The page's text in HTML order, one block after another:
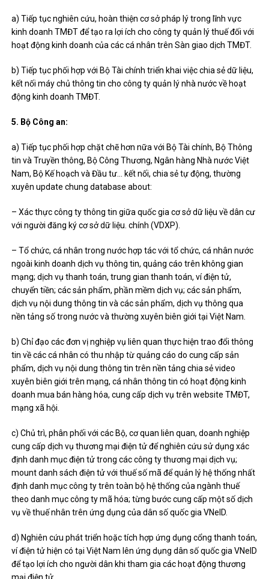
a) Tiếp tục nghiên cứu, hoàn thiện cơ sở pháp lý trong lĩnh vực
kinh doanh TMĐT để tạo ra lợi ích cho công ty quản lý thuế đối với
hoạt động kinh doanh của các cá nhân trên Sàn giao dịch TMĐT.
b) Tiếp tục phối hợp với Bộ Tài chính triển khai việc chia sẻ dữ liệu,
kết nối máy chủ thông tin cho công ty quản lý nhà nước về hoạt
động kinh doanh TMĐT.
5. Bộ Công an:
a) Tiếp tục phối hợp chặt chẽ hơn nữa với Bộ Tài chính, Bộ Thông
tin và Truyền thông, Bộ Công Thương, Ngân hàng Nhà nước Việt
Nam, Bộ Kế hoạch và Đầu tư… kết nối, chia sẻ tự động, thường
xuyên update chung database about:
– Xác thực công ty thông tin giữa quốc gia cơ sở dữ liệu về dân cư
với người đăng ký cơ sở dữ liệu. chính (VDXP).
– Tổ chức, cá nhân trong nước hợp tác với tổ chức, cá nhân nước
ngoài kinh doanh dịch vụ thông tin, quảng cáo trên không gian
mạng; dịch vụ thanh toán, trung gian thanh toán, ví điện tử,
chuyển tiền; các sản phẩm, phần mềm dịch vụ; các sản phẩm,
dịch vụ nội dung thông tin và các sản phẩm, dịch vụ thông qua
nền tảng số trong nước và thường xuyên biên giới tại Việt Nam.
b) Chỉ đạo các đơn vị nghiệp vụ liên quan thực hiện trao đổi thông
tin về các cá nhân có thu nhập từ quảng cáo do cung cấp sản
phẩm, dịch vụ nội dung thông tin trên nền tảng chia sẻ video
xuyên biên giới trên mạng, cá nhân thông tin có hoạt động kinh
doanh mua bán hàng hóa, cung cấp dịch vụ trên website TMĐT,
mạng xã hội.
c) Chủ trì, phân phối với các Bộ, cơ quan liên quan, doanh nghiệp
cung cấp dịch vụ thương mại điện tử để nghiên cứu sử dụng xác
định danh mục điện tử trong các công ty thương mại dịch vụ;
mount danh sách điện tử với thuế số mã để quản lý hệ thống nhất
định danh mục công ty trên toàn bộ hệ thống của ngành thuế
theo danh mục công ty mã hóa; từng bước cung cấp một số dịch
vụ về thuế nhân trên ứng dụng của dân số quốc gia VNeID.
d) Nghiên cứu phát triển hoặc tích hợp ứng dụng cổng thanh toán,
ví điện tử hiện có tại Việt Nam lên ứng dụng dân số quốc gia VNeID
để tạo lợi ích cho người dân khi tham gia các hoạt động thương